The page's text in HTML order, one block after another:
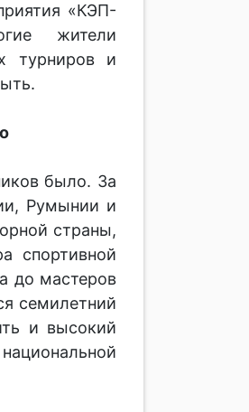
«КЭП-
жители
турниров и
было. За
Румынии и
страны,
спортивной
до мастеров
семилетний
и высокий